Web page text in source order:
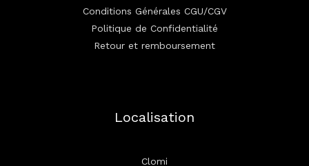
Conditions Générales CGU/CGV
Politique de Confidentialité
Retour et remboursement
Localisation
Clomi